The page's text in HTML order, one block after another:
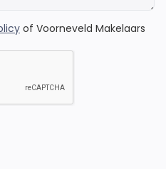
of Voorneveld Makelaars